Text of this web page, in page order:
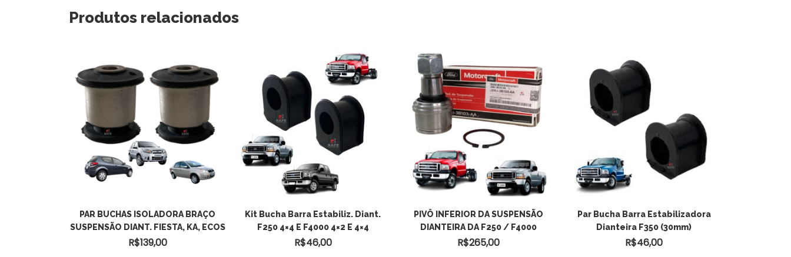
Produtos relacionados
PAR BUCHAS ISOLADORA BRAÇO
SUSPENSÃO DIANT. FIESTA, KA, ECOS
R$139,00
ADICIONAR AO
CARRINHO
Kit Bucha Barra Estabiliz. Diant.
F250 4×4 E F4000 4×2 E 4×4
R$46,00
PIVÔ INFERIOR DA SUSPENSÃO
DIANTEIRA DA F250 / F4000
R$265,00
ADICIONAR AO
CARRINHO
Par Bucha Barra Estabilizadora
Dianteira F350 (30mm)
R$46,00